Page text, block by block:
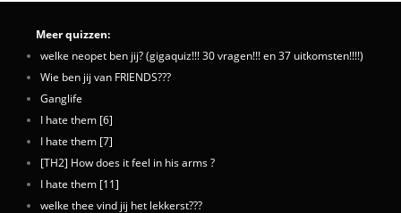
Meer quizzen:
welke neopet ben jij? (gigaquiz!!! 30 vragen!!! en 37 uitkomsten!!!!)
Wie ben jij van FRIENDS???
Ganglife
I hate them [6]
I hate them [7]
[TH2] How does it feel in his arms ?
I hate them [11]
welke thee vind jij het lekkerst???